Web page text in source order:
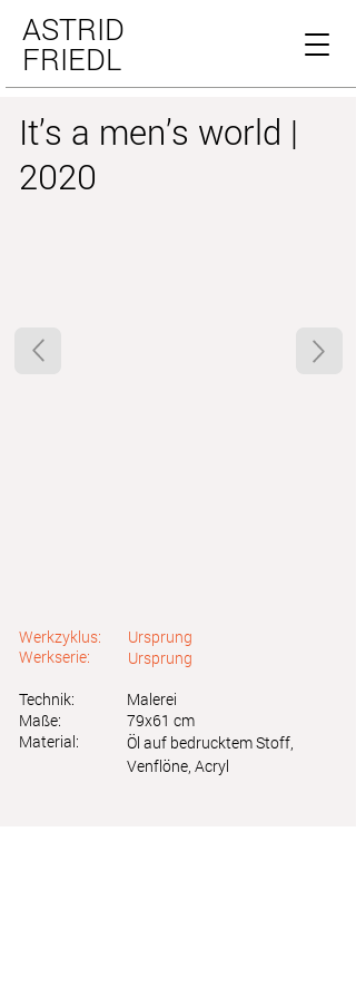
ASTRID
FRIEDL
It’s a men’s world |
2020
Werkzyklus:
Werkserie:
Ursprung
Ursprung
Technik:
Maße:
Material:
Malerei
79x61 cm
Öl auf bedrucktem Stoff,
Venflöne, Acryl